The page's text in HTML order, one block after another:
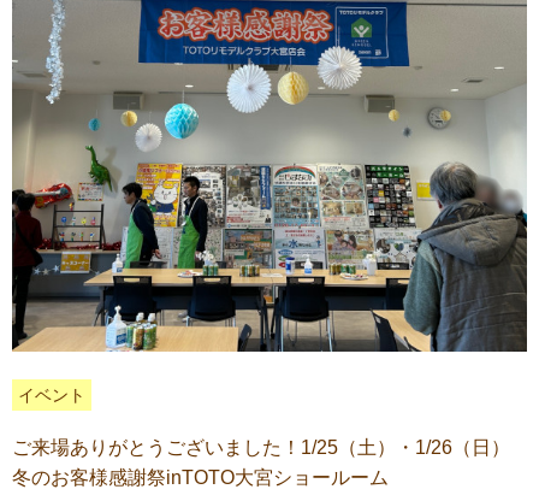
イベント
ご来場ありがとうございました！1/25（土）・1/26（日）
冬のお客様感謝祭inTOTO大宮ショールーム